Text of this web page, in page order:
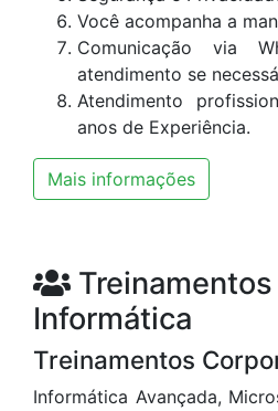
Você acompanha a
Comunicação via
atendimento se
Atendimento
anos de Experiência.
Mais informações
Informática
Treinamentos
Informática Avançada,